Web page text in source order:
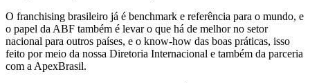
O franchising brasileiro já é benchmark e referência para o mundo, e
o papel da ABF também é levar o que há de melhor no setor
nacional para outros países, e o know-how das boas práticas, isso
feito por meio da nossa Diretoria Internacional e também da parceria
com a ApexBrasil.